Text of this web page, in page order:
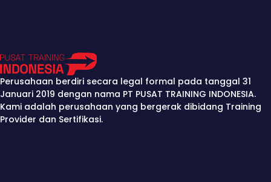
Perusahaan berdiri secara legal formal pada tanggal 31
Januari 2019 dengan nama PT PUSAT TRAINING INDONESIA.
Kami adalah perusahaan yang bergerak dibidang Training
Provider dan Sertifikasi.